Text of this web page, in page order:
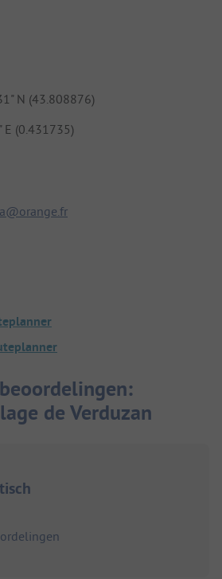
N (43.808876)
E (0.431735)
de Verduzan